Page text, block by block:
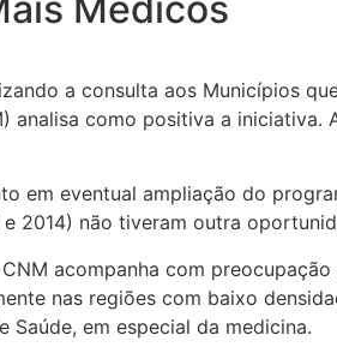
a consulta aos Municípios
analisa como positiva a
em eventual ampliação do
2014) não tiveram outra
acompanha com
nas regiões com baixo
em especial da medicina.